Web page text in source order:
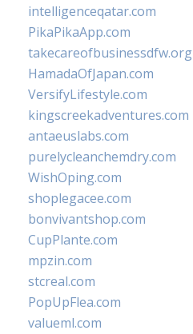
intelligenceqatar.com
PikaPikaApp.com
takecareofbusinessdfw.org
HamadaOfJapan.com
VersifyLifestyle.com
kingscreekadventures.com
antaeuslabs.com
purelycleanchemdry.com
WishOping.com
shoplegacee.com
bonvivantshop.com
CupPlante.com
mpzin.com
stcreal.com
PopUpFlea.com
valueml.com